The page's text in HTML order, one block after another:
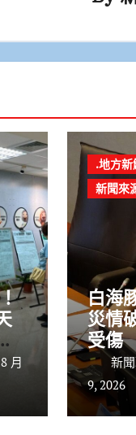
8 月
.地方新
新聞來
白海
災情
受傷
鬆懈
新
9, 2026